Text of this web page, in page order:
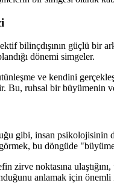
bilinçdışının güçlü bir
dönemi simgeler.
ve kendini
Bu, ruhsal bir büyümenin
gibi, insan
bu döngüde
zirve noktasına
anlamak için önemli